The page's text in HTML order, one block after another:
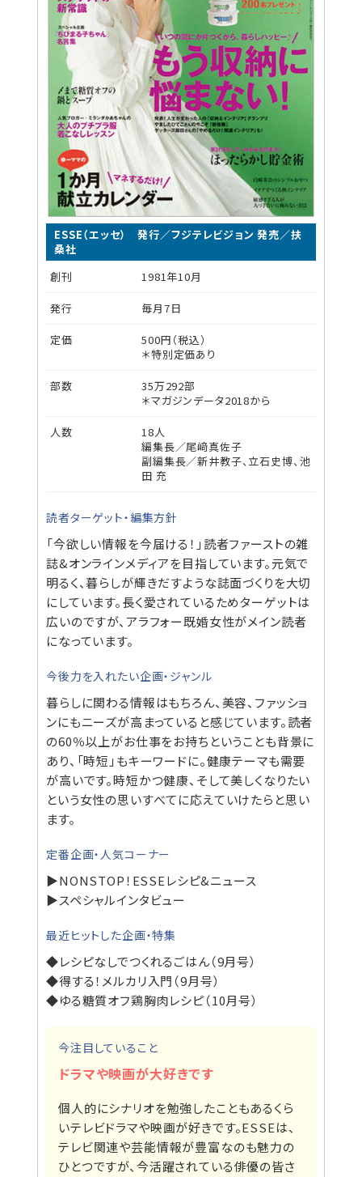
ESSE（エッセ） 発行／フジテレビジョン 発売／扶
桑社
創刊
1981年10月
発行 毎月7日
定価
500円（税込）
＊特別定価あり
部数
35万292部
＊マガジンデータ2018から
人数
18人
編集長／尾﨑真佐子
副編集長／新井教子、立石史博、池
田 充
読者ターゲット・編集方針
「今欲しい情報を今届ける！」読者ファーストの雑
誌&オンラインメディアを目指しています。元気で
明るく、暮らしが輝きだすような誌面づくりを大切
にしています。長く愛されているためターゲットは
広いのですが、アラフォー既婚女性がメイン読者
になっています。
今後力を入れたい企画・ジャンル
暮らしに関わる情報はもちろん、美容、ファッショ
ンにもニーズが高まっていると感じています。読者
の60％以上がお仕事をお持ちということも背景に
あり、「時短」もキーワードに。健康テーマも需要
が高いです。時短かつ健康、そして美しくなりたい
という女性の思いすべてに応えていけたらと思い
ます。
定番企画・人気コーナー
▶NONSTOP！ESSEレシピ&ニュース
▶スペシャルインタビュー
最近ヒットした企画・特集
◆レシピなしでつくれるごはん（9月号）
◆得する！メルカリ入門（9月号）
◆ゆる糖質オフ鶏胸肉レシピ（10月号）
今注目していること
ドラマや映画が大好きです
個人的にシナリオを勉強したこともあるくら
いテレビドラマや映画が好きです。ESSEは、
テレビ関連や芸能情報が豊富なのも魅力の
ひとつですが、今活躍されている俳優の皆さ